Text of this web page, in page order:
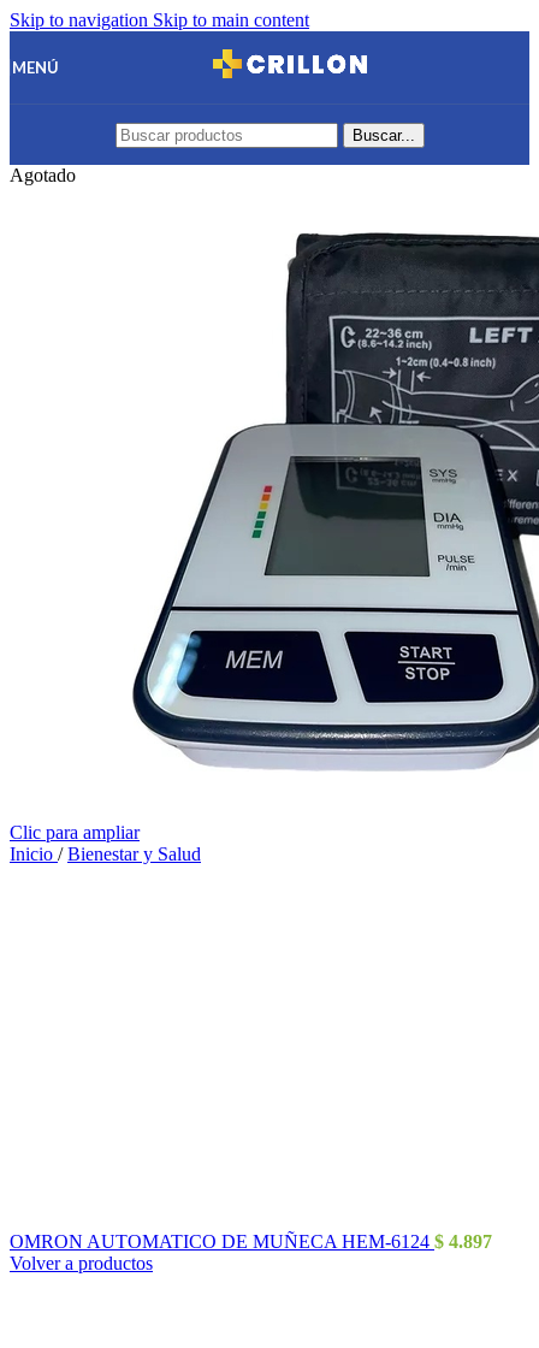
Skip to navigation Skip to main content
MENÚ
Buscar...
Agotado
Clic para ampliar
Inicio / Bienestar y Salud
OMRON AUTOMATICO DE MUÑECA HEM-6124 $ 4.897
Volver a productos